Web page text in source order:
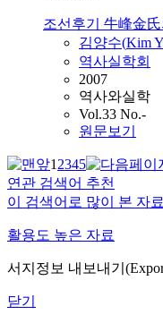
조선후기 牛峰金
김양수(Kim
역사실학회
2007
역사와실학
Vol.33 No.-
원문보기
12345
연관 검색어 추천
이 검색어로 많이 본 자료
활용도 높은 자료
서지정보 내보내기
닫기